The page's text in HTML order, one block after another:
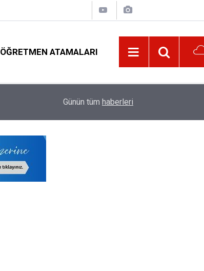
ÖĞRETMEN ATAMALARI
Milli Eğitim Bakanı Yusuf Tekin'den Serbest
Günün tüm haberleri